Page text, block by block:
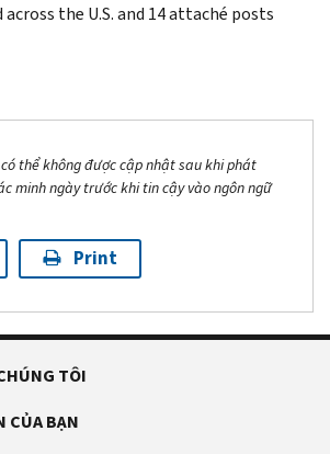
the U.S. and 14 attaché posts
thể không được cập nhật sau khi phát
minh ngày trước khi tin cậy vào ngôn ngữ
Print
TÔI
CỦA BẠN